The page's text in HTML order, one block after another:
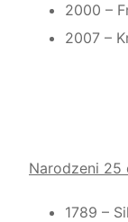
2000 –
2007 –
Narodzeni 25
1789 –